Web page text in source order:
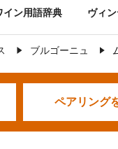
イン用語辞典 ヴィ
ブルゴーニュ
ペアリング